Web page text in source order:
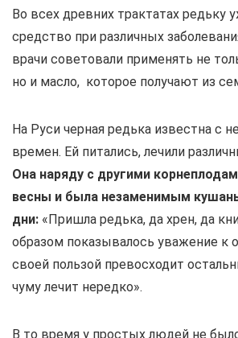
Во всех древних трактатах редьку
средство при различных
врачи советовали применять не
но и масло, которое получают из
На Руси черная редька известна с
времен. Ей питались, лечили
Она наряду с другими
весны и была незаменимым
дни: «Пришла редька, да хрен, да
образом показывалось уважение к
своей пользой превосходит
чуму лечит нередко».
В то время у простых людей не